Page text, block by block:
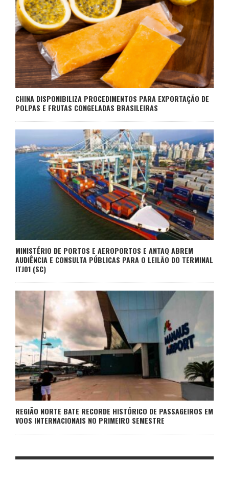
CHINA DISPONIBILIZA PROCEDIMENTOS PARA EXPORTAÇÃO DE
POLPAS E FRUTAS CONGELADAS BRASILEIRAS
MINISTÉRIO DE PORTOS E AEROPORTOS E ANTAQ ABREM
AUDIÊNCIA E CONSULTA PÚBLICAS PARA O LEILÃO DO TERMINAL
ITJ01 (SC)
REGIÃO NORTE BATE RECORDE HISTÓRICO DE PASSAGEIROS EM
VOOS INTERNACIONAIS NO PRIMEIRO SEMESTRE